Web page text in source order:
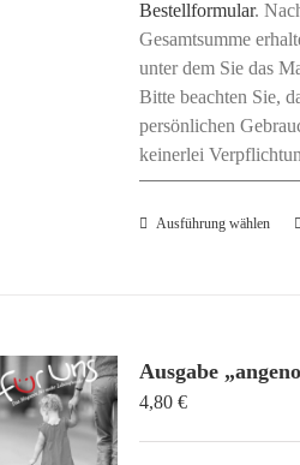
Bestellformular.
Gesamtsumme
unter dem Sie das
Bitte beachten Sie,
persönlichen
keinerlei
Ausführung wählen
Ausgabe
4,80€